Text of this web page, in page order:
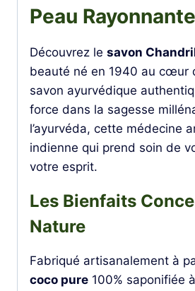
Peau Rayonnante
Découvrez le savon
beauté né en 1940 au cœur
savon ayurvédique
force dans la sagesse
l’ayurvéda, cette médecine
indienne qui prend soin de
votre esprit.
Les Bienfaits
Nature
Fabriqué artisanalement à
coco pure 100% saponifiée